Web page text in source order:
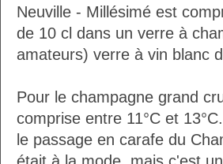
Neuville - Millésimé est
de 10 cl dans un verre à
amateurs) verre à vin blanc
Pour le champagne grand
comprise entre 11°C et
le passage en carafe du